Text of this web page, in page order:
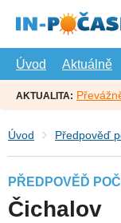
hlavní
Úvod
Aktuálně
AKTUALITA:
Úvod Předpověď
PŘEDPOVĚĎ
Čichalov